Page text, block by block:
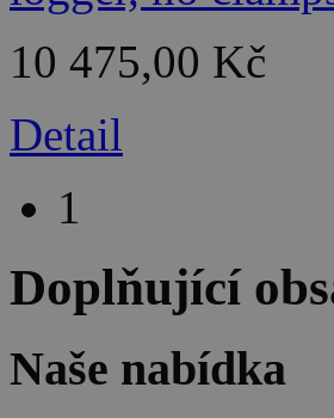
10 475,00 Kč
Detail
1
Doplňující
Naše nabídka